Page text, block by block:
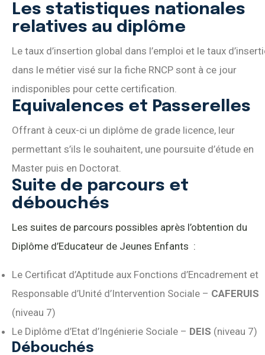
Les statistiques nationales
relatives au diplôme
Le taux d’insertion global dans l’emploi et le taux
dans le métier visé sur la fiche RNCP sont à ce jour
indisponibles pour cette certification.
Equivalences et Passerelles
Offrant à ceux-ci un diplôme de grade licence, leur
permettant s’ils le souhaitent, une poursuite d’étude en
Master puis en Doctorat.
Suite de parcours et
débouchés
Les suites de parcours possibles après l’obtention du
Diplôme d’Educateur de Jeunes Enfants :
Le Certificat d’Aptitude aux Fonctions d’Encadrement et
Responsable d’Unité d’Intervention Sociale – CAFERUIS
(niveau 7)
Le Diplôme d’Etat d’Ingénierie Sociale – DEIS (niveau 7)
Débouchés